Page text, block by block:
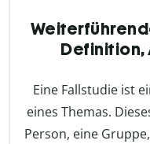
Definition,
Eine Fallstudie ist
eines Themas.
Person, eine